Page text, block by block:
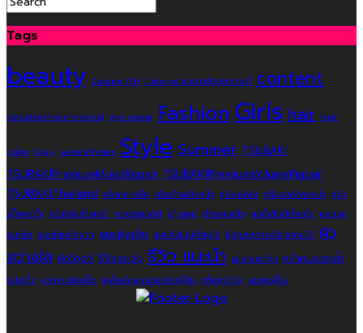
Tags
beauty CetaphilTH Cetaphilสมการผิวสุขภาพดี content
data:text/mce-internal eye cream FashionGirls hair hair
color Olay salonathome Style Summer TSUBAKI
TSUBAKIPremiumMoistRepair TSUBAKIPremiumVolumeRepair
TSUBAKIThailand ครีมกลางคืน ครีมบำรุงผิวหน้า ครีมหน้าใส ครีมเจลบำรุงหน้า ครีม
เนื้อพุดดิ้ง ครีมโฟมล้างหน้า จากธรรมชาติ บำรุงผม บำรุงผมเสีย ผมชี้ฟูไม่มีน้ำหนัก ผมสวย
ผมเสีย ผมเสียหนักมาก ผมแห้งเสีย ผมแห้งไม่มีน้ำหนัก ผิวดูสุขภาพดีควบคุมได้ ผิว
สว่างใส ผิวโกลว์ รีวิวเซเว่น รีวิว แนะนำ รูขุมขนกว้าง หน้าหมองคล้ำ
หน้าเด็ก อาหารเจรสเด็ด เคล็ดลับผมสวยจากญี่ปุ่น เซรั่มหน้าใส แชมพูญี่ปุ่น